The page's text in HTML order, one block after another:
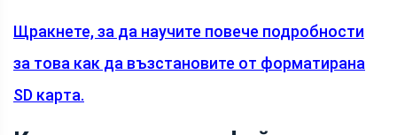
Щракнете, за да научите повече подробности
за това как да възстановите от форматирана
SD карта.